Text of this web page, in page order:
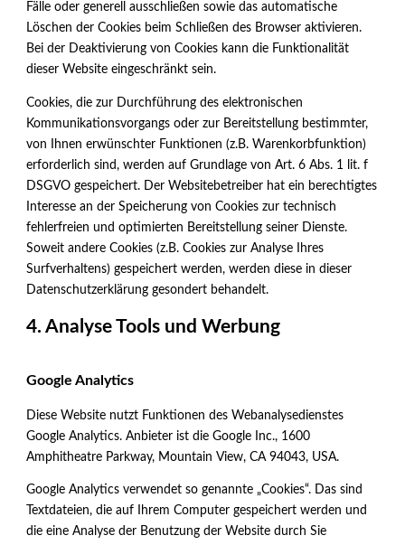
Fälle oder generell ausschließen sowie das automatische
Löschen der Cookies beim Schließen des Browser aktivieren.
Bei der Deaktivierung von Cookies kann die Funktionalität
dieser Website eingeschränkt sein.
Cookies, die zur Durchführung des elektronischen
Kommunikationsvorgangs oder zur Bereitstellung bestimmter,
von Ihnen erwünschter Funktionen (z.B. Warenkorbfunktion)
erforderlich sind, werden auf Grundlage von Art. 6 Abs. 1 lit. f
DSGVO gespeichert. Der Websitebetreiber hat ein berechtigtes
Interesse an der Speicherung von Cookies zur technisch
fehlerfreien und optimierten Bereitstellung seiner Dienste.
Soweit andere Cookies (z.B. Cookies zur Analyse Ihres
Surfverhaltens) gespeichert werden, werden diese in dieser
Datenschutzerklärung gesondert behandelt.
4. Analyse Tools und Werbung
Google Analytics
Diese Website nutzt Funktionen des Webanalysedienstes
Google Analytics. Anbieter ist die Google Inc., 1600
Amphitheatre Parkway, Mountain View, CA 94043, USA.
Google Analytics verwendet so genannte „Cookies“. Das sind
Textdateien, die auf Ihrem Computer gespeichert werden und
die eine Analyse der Benutzung der Website durch Sie